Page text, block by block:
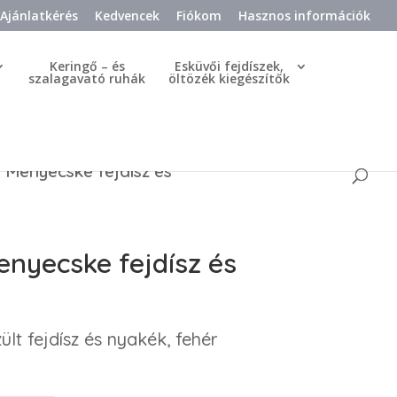
Ajánlatkérés Kedvencek Fiókom Hasznos információk
Keringő – és
szalagavató ruhák
Esküvői fejdíszek,
öltözék kiegészítők
fejdísz és
fejdísz és
fejdísz és nyakék, fehér